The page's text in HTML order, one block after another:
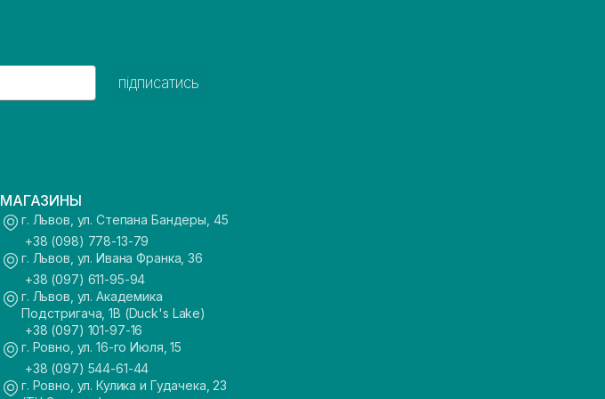
підписатись
МАГАЗИНЫ
г. Львов, ул. Степана Бандеры, 45
+38 (098) 778-13-79
г. Львов, ул. Ивана Франка, 36
+38 (097) 611-95-94
г. Львов, ул. Академика
Подстригача, 1В (Duck's Lake)
+38 (097) 101-97-16
г. Ровно, ул. 16-го Июля, 15
+38 (097) 544-61-44
г. Ровно, ул. Кулика и Гудачека, 23